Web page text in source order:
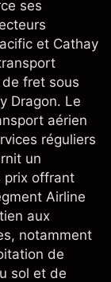
ses
et Cathay
fret sous
Dragon. Le
aérien
réguliers
un
prix offrant
Airline
aux
notamment
de
sol et de